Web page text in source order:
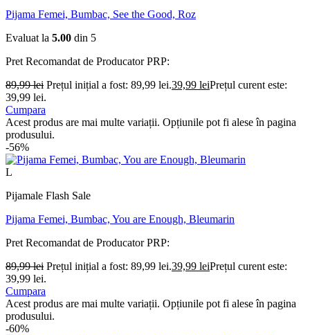
Pijama Femei, Bumbac, See the Good, Roz
Evaluat la 5.00 din 5
Pret Recomandat de ProducatorPRP:
89,99lei Prețul inițial a fost: 89,99 lei.39,99 leiPrețul curent este:
39,99 lei.
Cumpara
Acest produs are mai multe variații. Opțiunile pot fi alese în pagina
produsului.
-56%
L
Pijamale Flash Sale
Pijama Femei, Bumbac, You are Enough, Bleumarin
Pret Recomandat de ProducatorPRP:
89,99lei Prețul inițial a fost: 89,99 lei.39,99 leiPrețul curent este:
39,99 lei.
Cumpara
Acest produs are mai multe variații. Opțiunile pot fi alese în pagina
produsului.
-60%